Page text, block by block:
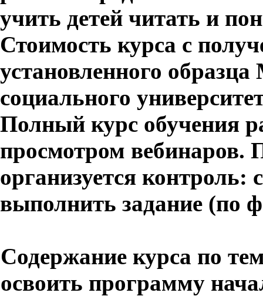
учить детей читать и
Стоимость курса с
установленного
социального
Полный курс обучения
просмотром вебинаров.
организуется контроль:
выполнить задание
Содержание курса по
освоить программу